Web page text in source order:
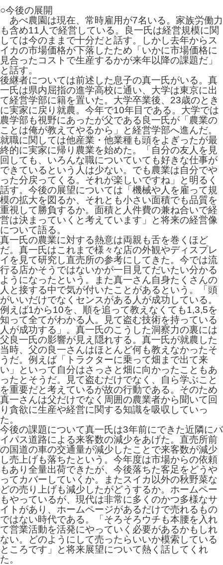
○今後の展開
あべ農園は現在、常時雇用が7名いる。家族労働力
も含め11人で経営している。良一氏は経営規模に関
しては今のままで十分だと話す。しかし去年からス
イカの市場価格が下落したため「いかに市場価格に
見合ったコストで生産するかが来年以降の課題だ」
と話す。
後継者については前述した息子の真一氏がいる。真
一氏は県内屈指の進学高校に通い、大学は東京に出
て経営学部に籍を置いた。大学卒業後、23歳のとき
に実家に戻り就農。今年で10年目である。大学では
農学部も視野にあったが父である良一氏が「農業の
ことは俺が教えてやるから」と経営学部へ進んだ。
就職に関しては他産業・他業種も頭をよぎったが最
終的に実家に帰り農業を始めた。「自分の友人を見
回しても、いろんな職についていても好きな仕事が
できているという人は少ない。でも農業は自分でや
った分戻ってくる。それが楽しいですね」と明るく
話す。今後の展望については「機械や人を雇って規
模の拡大を図るか、それとも小さい面積でも品質を
重視して勝負するか。面積と人件費の兼ね合いで経
営は決まっていくと考えています」と将来の経営像
について語る。
真一氏の農業に対する熱意は両親も舌を巻くほど
だ。真一氏はこれまで様々な店の外観やディスプレ
イを見て研究し直売所の参考にしてきた。今では流
行る店かそうではないかが一目見てだいたい分かる
ようになったという。また真一さん自身たくさんの
人と接する中で気が付いたことがあるという。「頭
がいいだけでなくセンスがある人が成功している。
例えば1から10を、順を追って教えなくても1,3,5を
知って全てがわかる人。見て盗む技術を持っている
人が成功する」。真一氏のこうした洞察力の裏には
父良一氏の影響が見え隠れする。真一氏が就農した
当時、父の良一さんはほとんど何も教えなかったそ
うだ。例えば「トラクターに乗って畑まで出て来
い」といって自分はさっさと畑に向かったこともあ
ったとそうだ。見て盗むだけでなく、自ら学ぶこと
を重要だと考えているが故の行動である。そのため
真一さんは父だけでなく周囲の農業者から聞いて回
り貪欲に生産や経営に関する知識を吸収していっ
た。
今後の課題について真一氏は3年前にできた近隣にバ
イパス道路による来客数の減少をあげた。直売所前
の国道の車の交通量が減少したことで来客数が減少
し売上げも落ちたという。今年度は市場からの依頼
もあり全量出荷できたが、今後落ちた客足をどうや
ってカバーしていくか。またスイカ以外の秋野菜な
どの売り上げも減少したがどうするか。ホームペー
もやっているが、現代は非常に多くのかつ多様なサ
イトがあり、ホームページがあるだけで売れるもの
ではない時代である。「そろそろウチも本腰を入れ
て営業活動を活発にやっていく必要があるかもしれ
ない。どのようにして売ったらいいか模索している
ところです」と将来展望について熱く話してくれ
た。